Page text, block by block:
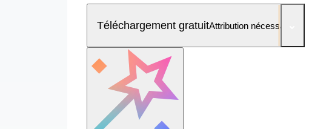
Téléchargement gratuitAttribution nécessaire